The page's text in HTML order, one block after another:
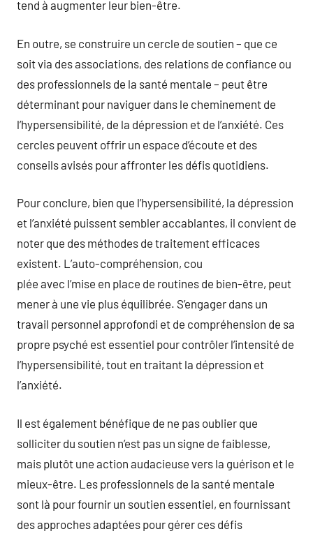
tend à augmenter leur bien-être.
En outre, se construire un cercle de soutien – que ce
soit via des associations, des relations de confiance ou
des professionnels de la santé mentale – peut être
déterminant pour naviguer dans le cheminement de
l’hypersensibilité, de la dépression et de l’anxiété. Ces
cercles peuvent offrir un espace d’écoute et des
conseils avisés pour affronter les défis quotidiens.
Pour conclure, bien que l’hypersensibilité, la dépression
et l’anxiété puissent sembler accablantes, il convient de
noter que des méthodes de traitement efficaces
existent. L’auto-compréhension, cou
plée avec l’mise en place de routines de bien-être, peut
mener à une vie plus équilibrée. S’engager dans un
travail personnel approfondi et de compréhension de sa
propre psyché est essentiel pour contrôler l’intensité de
l’hypersensibilité, tout en traitant la dépression et
l’anxiété.
Il est également bénéfique de ne pas oublier que
solliciter du soutien n’est pas un signe de faiblesse,
mais plutôt une action audacieuse vers la guérison et le
mieux-être. Les professionnels de la santé mentale
sont là pour fournir un soutien essentiel, en fournissant
des approches adaptées pour gérer ces défis